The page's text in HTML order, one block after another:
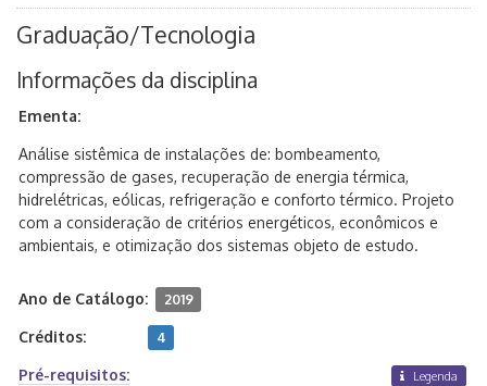
Graduação/Tecnologia
Informações da disciplina
Ementa:
Análise sistêmica de instalações de: bombeamento,
compressão de gases, recuperação de energia térmica,
hidrelétricas, eólicas, refrigeração e conforto térmico. Projeto
com a consideração de critérios energéticos, econômicos e
ambientais, e otimização dos sistemas objeto de estudo.
Ano de Catálogo: 2019
Créditos: 4
Pré-requisitos: Legenda